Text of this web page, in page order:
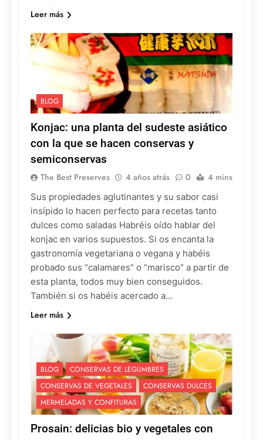
Leer más
BLOG
Konjac: una planta del sudeste asiático
con la que se hacen conservas y
semiconservas
The Best Preserves 4 años atrás 0 4 mins
Sus propiedades aglutinantes y su sabor casi
insípido lo hacen perfecto para recetas tanto
dulces como saladas Habréis oído hablar del
konjac en varios supuestos. Si os encanta la
gastronomía vegetariana o vegana y habéis
probado sus “calamares” o “marisco” a partir de
esta planta, todos muy bien conseguidos.
También si os habéis acercado a…
Leer más
BLOG
CONSERVAS DE LEGUMBRES
CONSERVAS DE VEGETALES
CONSERVAS DULCES
MERMELADAS Y CONFITURAS
Prosain: delicias bio y vegetales con